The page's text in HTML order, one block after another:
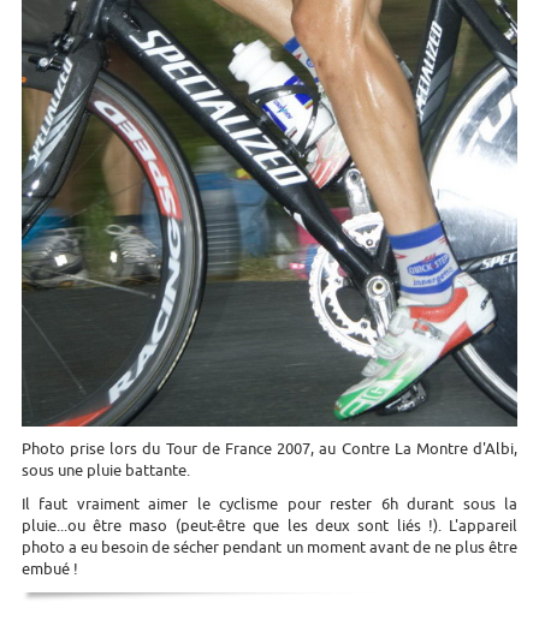
Photo prise lors du Tour de France 2007, au Contre La Montre d'Albi,
sous une pluie battante.
Il faut vraiment aimer le cyclisme pour rester 6h durant sous la
pluie...ou être maso (peut-être que les deux sont liés !). L'appareil
photo a eu besoin de sécher pendant un moment avant de ne plus être
embué !